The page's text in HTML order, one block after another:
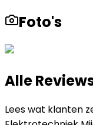
Foto's
Alle
Lees wat klanten